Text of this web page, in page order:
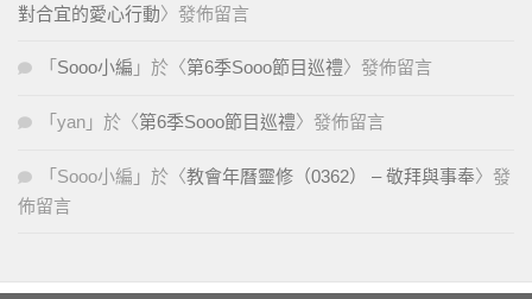
對合宜的愛心行動〉發佈留言
「 Sooo小編 」於〈第6季Sooo節目巡禮〉發佈留言
「 yan 」於〈第6季Sooo節目巡禮〉發佈留言
「 Sooo小編 」於〈教會年曆靈修（0362） – 敬拜與事奉〉發
佈留言